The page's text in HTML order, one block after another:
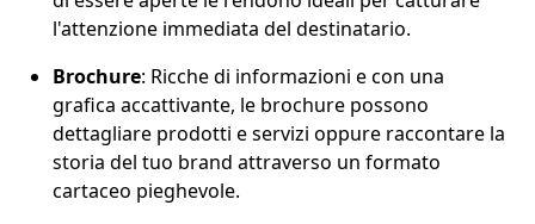
l'attenzione immediata del destinatario.
Brochure: Ricche di informazioni e con una
grafica accattivante, le brochure possono
dettagliare prodotti e servizi oppure raccontare la
storia del tuo brand attraverso un formato
cartaceo pieghevole.